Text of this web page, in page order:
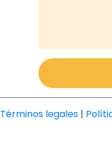
Términos legales |